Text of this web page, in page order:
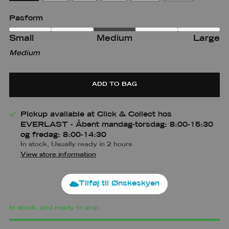
Pasform
Small Medium Large
Small
Small
Medium
large
ADD TO BAG
Pickup available at Click & Collect hos
EVERLAST - Åbent mandag-torsdag: 8:00-15:30
og fredag: 8:00-14:30
In stock, Usually ready in 2 hours
View store information
Tilføj til Ønskeskyen
In stock, and ready to ship